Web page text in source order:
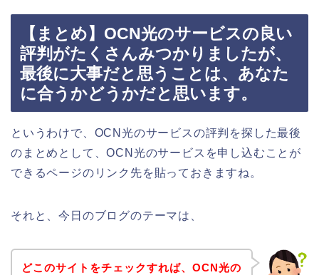
【まとめ】OCN光のサービスの良い
評判がたくさんみつかりましたが、
最後に大事だと思うことは、あなた
に合うかどうかだと思います。
というわけで、OCN光のサービスの評判を探した最後
のまとめとして、OCN光のサービスを申し込むことが
できるページのリンク先を貼っておきますね。
それと、今日のブログのテーマは、
どこのサイトをチェックすれば、OCN光の